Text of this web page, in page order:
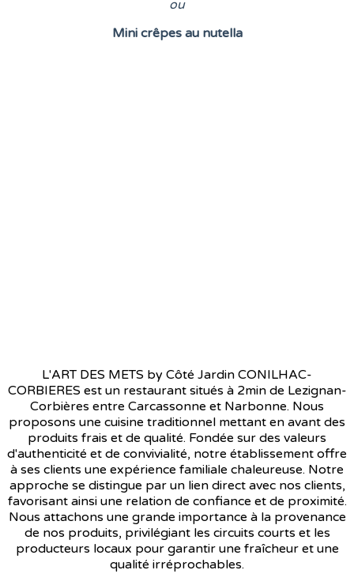
ou
Mini crêpes au nutella
L'ART DES METS by Côté Jardin CONILHAC-
CORBIERES est un restaurant situés à 2min de Lezignan-
Corbières entre Carcassonne et Narbonne. Nous
proposons une cuisine traditionnel mettant en avant des
produits frais et de qualité. Fondée sur des valeurs
d'authenticité et de convivialité, notre établissement offre
à ses clients une expérience familiale chaleureuse. Notre
approche se distingue par un lien direct avec nos clients,
favorisant ainsi une relation de confiance et de proximité.
Nous attachons une grande importance à la provenance
de nos produits, privilégiant les circuits courts et les
producteurs locaux pour garantir une fraîcheur et une
qualité irréprochables.